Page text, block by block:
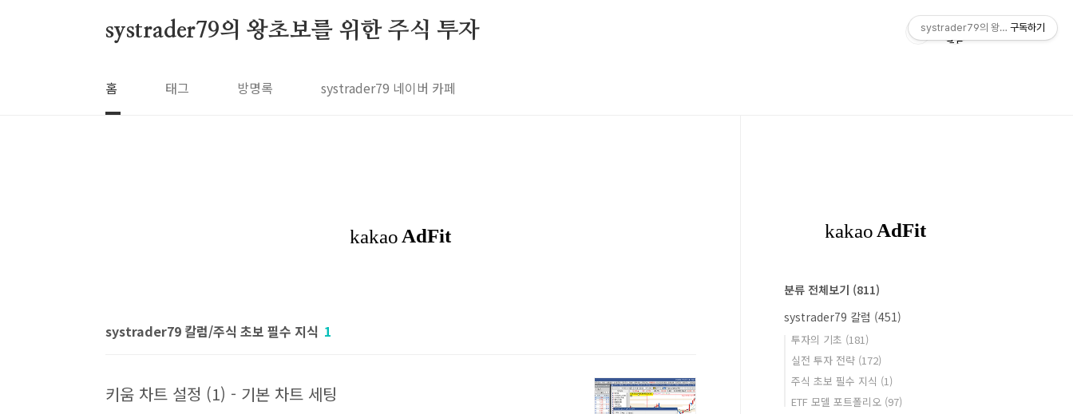
systrader79의 왕초보를 위한 주식 투자
홈 태그 방명록 systrader79 네이버 카페
systrader79 칼럼/주식 초보 필수 지식 1
키움 차트 설정 (1) - 기본 차트 세팅
분류 전체보기 (811)
systrader79 칼럼 (451)
투자의 기초 (181)
실전 투자 전략 (172)
주식 초보 필수 지식 (1)
ETF 모델 포트폴리오 (97)
systrader79의 왕초보를 위한 주식
구독하기